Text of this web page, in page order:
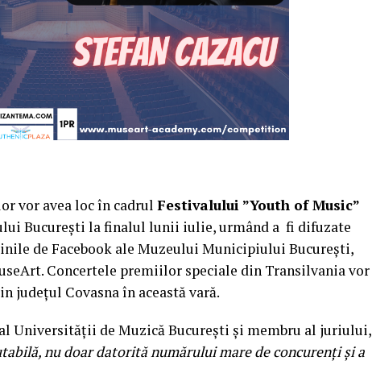
vor avea loc în cadrul Festivalului ”Youth of Music”
București la finalul lunii iulie, urmând a fi difuzate
de Facebook ale Muzeului Municipiului București,
Concertele premiilor speciale din Transilvania vor
județul Covasna în această vară.
Universității de Muzică București și membru al juriului,
nu doar datorită numărului mare de concurenți și a